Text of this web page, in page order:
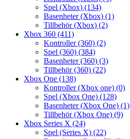
Spel (Xbox) (134)
Basenheter (Xbox) (1)
Tillbehör (Xbox) (2)
Xbox 360 (411)
Kontroller (360) (2)
Spel (360) (384)
Basenheter (360) (3)
Tillbehör (360) (22)
Xbox One (138)
Kontroller (Xbox one) (0)
Spel (Xbox One) (128)
Basenheter (Xbox One) (1)
Tillbehör (Xbox One) (9)
Xbox Series X (24)
Spel (Series X) (22)